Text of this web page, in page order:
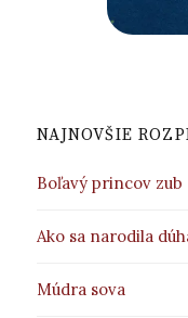
NAJNOVŠIE
Boľavý princov zub
Ako sa narodila
Múdra sova